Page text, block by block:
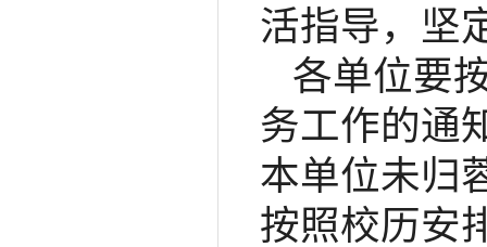
活指导，坚
各单位要
务工作的通
本单位未归
按照校历安